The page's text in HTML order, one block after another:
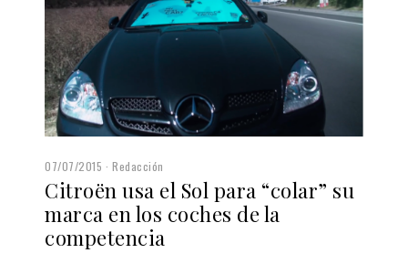
07/07/2015 Redacción
Citroën usa el Sol para “colar” su
marca en los coches de la
competencia